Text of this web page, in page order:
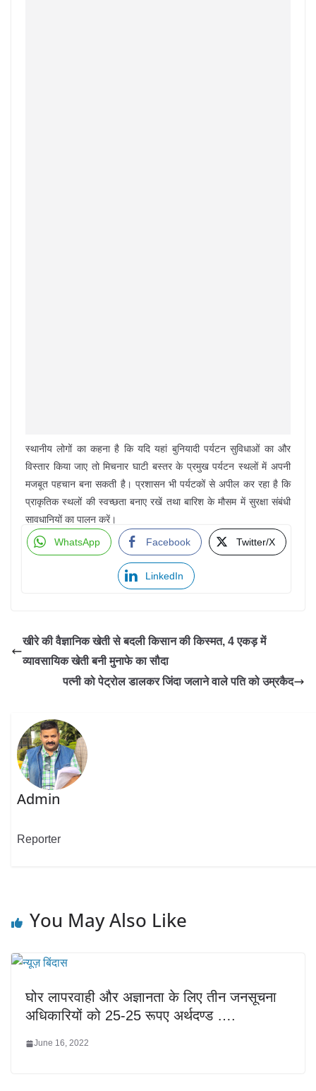
स्थानीय लोगों का कहना है कि यदि यहां बुनियादी पर्यटन सुविधाओं का और
विस्तार किया जाए तो मिचनार घाटी बस्तर के प्रमुख पर्यटन स्थलों में अपनी
मजबूत पहचान बना सकती है। प्रशासन भी पर्यटकों से अपील कर रहा है कि
प्राकृतिक स्थलों की स्वच्छता बनाए रखें तथा बारिश के मौसम में सुरक्षा संबंधी
सावधानियों का पालन करें।
WhatsApp
Facebook Twitter/X
LinkedIn
खीरे की वैज्ञानिक खेती से बदली किसान की किस्मत, 4 एकड़ में
व्यावसायिक खेती बनी मुनाफे का सौदा
पत्नी को पेट्रोल डालकर जिंदा जलाने वाले पति को उम्रकैद
Admin
Reporter
You May Also Like
घोर लापरवाही और अज्ञानता के लिए तीन जनसूचना
अधिकारियों को 25-25 रूपए अर्थदण्ड ….
June 16, 2022